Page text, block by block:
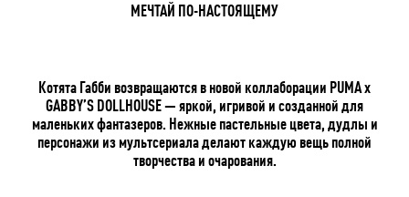
МЕЧТАЙ ПО-НАСТОЯЩЕМУ
Котята Габби возвращаются в новой коллаборации PUMA x
GABBY’S DOLLHOUSE — яркой, игривой и созданной для
маленьких фантазеров. Нежные пастельные цвета, дудлы и
персонажи из мультсериала делают каждую вещь полной
творчества и очарования.